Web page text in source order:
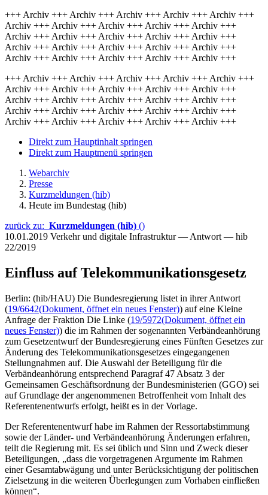
+++ Archiv +++ Archiv +++ Archiv +++ Archiv +++ Archiv +++
Archiv +++ Archiv +++ Archiv +++ Archiv +++ Archiv +++
Archiv +++ Archiv +++ Archiv +++ Archiv +++ Archiv +++
Archiv +++ Archiv +++ Archiv +++ Archiv +++ Archiv +++
Archiv +++ Archiv +++ Archiv +++ Archiv +++ Archiv +++
+++ Archiv +++ Archiv +++ Archiv +++ Archiv +++ Archiv +++
Archiv +++ Archiv +++ Archiv +++ Archiv +++ Archiv +++
Archiv +++ Archiv +++ Archiv +++ Archiv +++ Archiv +++
Archiv +++ Archiv +++ Archiv +++ Archiv +++ Archiv +++
Archiv +++ Archiv +++ Archiv +++ Archiv +++ Archiv +++
Direkt zum Hauptinhalt springen
Direkt zum Hauptmenü springen
Webarchiv
Presse
Kurzmeldungen (hib)
Heute im Bundestag (hib)
zurück zu: Kurzmeldungen (hib) ()
10.01.2019 Verkehr und digitale Infrastruktur — Antwort — hib
22/2019
Einfluss auf Telekommunikationsgesetz
Berlin: (hib/HAU) Die Bundesregierung listet in ihrer Antwort
(19/6642(Dokument, öffnet ein neues Fenster)) auf eine Kleine
Anfrage der Fraktion Die Linke (19/5972(Dokument, öffnet ein
neues Fenster)) die im Rahmen der sogenannten Verbändeanhörung
zum Gesetzentwurf der Bundesregierung eines Fünften Gesetzes zur
Änderung des Telekommunikationsgesetzes eingegangenen
Stellungnahmen auf. Die Auswahl der Beteiligung für die
Verbändeanhörung entsprechend Paragraf 47 Absatz 3 der
Gemeinsamen Geschäftsordnung der Bundesministerien (GGO) sei
auf Grundlage der angenommenen Betroffenheit vom Inhalt des
Referentenentwurfs erfolgt, heißt es in der Vorlage.
Der Referentenentwurf habe im Rahmen der Ressortabstimmung
sowie der Länder- und Verbändeanhörung Änderungen erfahren,
teilt die Regierung mit. Es sei üblich und Sinn und Zweck dieser
Beteiligungen, „dass die vorgetragenen Argumente im Rahmen
einer Gesamtabwägung und unter Berücksichtigung der politischen
Zielsetzung in die weiteren Überlegungen zum Vorhaben einfließen
können“.